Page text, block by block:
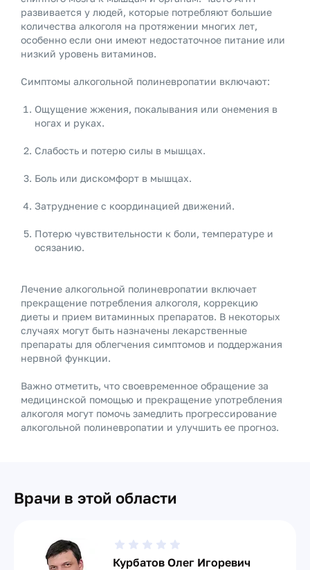
развивается у людей, которые потребляют большие
количества алкоголя на протяжении многих лет,
особенно если они имеют недостаточное питание или
низкий уровень витаминов.
Симптомы алкогольной полиневропатии включают:
Ощущение жжения, покалывания или онемения в
ногах и руках.
Слабость и потерю силы в мышцах.
Боль или дискомфорт в мышцах.
Затруднение с координацией движений.
Потерю чувствительности к боли, температуре и
осязанию.
Лечение алкогольной полиневропатии включает
прекращение потребления алкоголя, коррекцию
диеты и прием витаминных препаратов. В некоторых
случаях могут быть назначены лекарственные
препараты для облегчения симптомов и поддержания
нервной функции.
Важно отметить, что своевременное обращение за
медицинской помощью и прекращение употребления
алкоголя могут помочь замедлить прогрессирование
алкогольной полиневропатии и улучшить ее прогноз.
Врачи в этой области
Курбатов Олег Игоревич